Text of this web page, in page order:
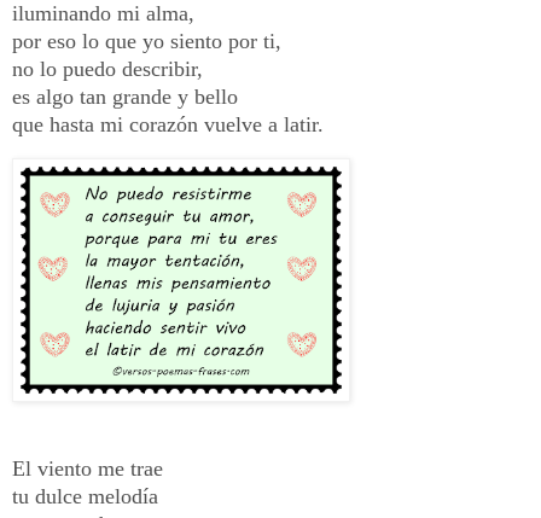
iluminando mi alma,
por eso lo que yo siento por ti,
no lo puedo describir,
es algo tan grande y bello
que hasta mi corazón vuelve a latir.
El viento me trae
tu dulce melodía